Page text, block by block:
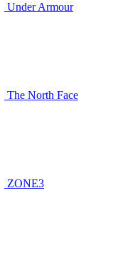
Under Armour
The North Face
ZONE3